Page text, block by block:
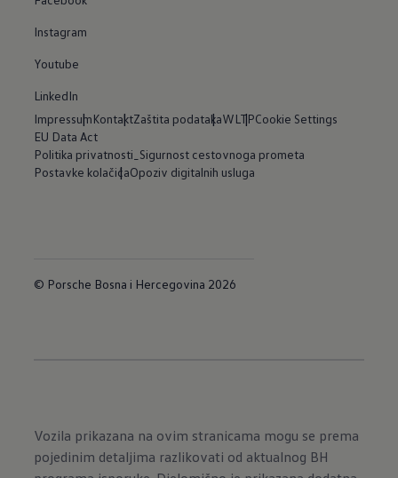
Instagram
Youtube
LinkedIn
ImpressumKontaktZaštita podatakaWLTPCookie Settings
EU Data Act
Politika privatnosti_Sigurnost cestovnoga prometa
Postavke kolačićaOpoziv digitalnih usluga
© Porsche Bosna i Hercegovina 2026
Vozila prikazana na ovim stranicama mogu se prema
pojedinim detaljima razlikovati od aktualnog BH